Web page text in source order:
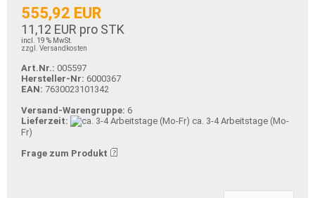
555,92 EUR
11,12 EUR pro STK
incl. 19 % MwSt.
zzgl. Versandkosten
Art.Nr.: 005597
Hersteller-Nr: 6000367
EAN: 7630023101342
Versand-Warengruppe: 6
Lieferzeit:
ca. 3-4 Arbeitstage (Mo-
Fr)
Frage zum Produkt